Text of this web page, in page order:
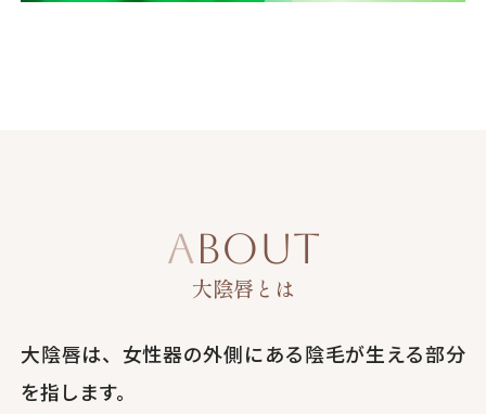
ABOUT
大陰唇とは
大陰唇は、女性器の外側にある陰毛が生える部分
を指します。